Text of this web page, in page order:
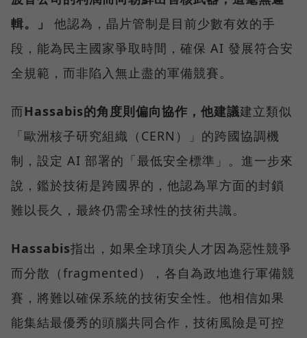
輯。」
他認為，晶片管制是目前少數有效的手
段，能為民主國家爭取時間，確保 AI 發展符合安
全規範，而非陷入無止盡的軍備競賽。
而Hassabis的角度則偏向協作，他建議建立類似
「歐洲核子研究組織（CERN）」的跨國協調機
制，設定 AI 部署的「最低安全標準」。進一步來
說，鑑於技術是跨國界的，他認為單方面的封鎖
難以長久，最終仍需全球性的技術共識。
Hassabis指出，如果全球頂尖人才因為惡性競爭
而分散（fragmented），各自為政地進行軍備競
賽，將難以確保系統的技術安全性。他相信如果
能集結最優秀的頭腦共同合作，技術風險是可控